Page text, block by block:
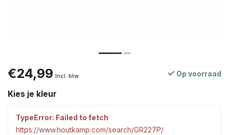
€24,99 Incl. btw Op voorraad
Kies je kleur
TypeError: Failed to fetch
https://www.houtkamp.com/search/GR227P/